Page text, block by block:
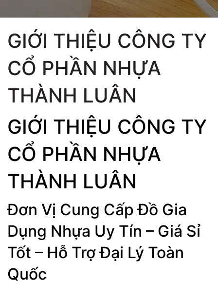
GIỚI THIỆU CÔNG TY
CỔ PHẦN NHỰA
THÀNH LUÂN
GIỚI THIỆU CÔNG TY
CỔ PHẦN NHỰA
THÀNH LUÂN
Đơn Vị Cung Cấp Đồ Gia
Dụng Nhựa Uy Tín – Giá Sỉ
Tốt – Hỗ Trợ Đại Lý Toàn
Quốc